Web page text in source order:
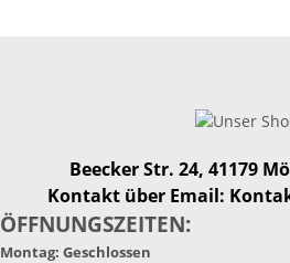
Beecker Str. 24, 41179
Kontakt über Email:
ÖFFNUNGSZEITEN:
Montag: Geschlossen